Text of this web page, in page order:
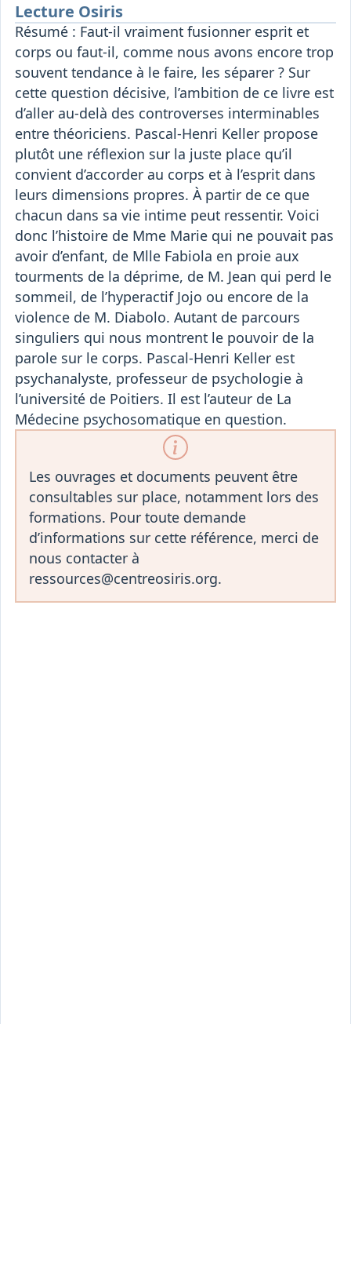
Lecture Osiris
Résumé : Faut-il vraiment fusionner esprit et
corps ou faut-il, comme nous avons encore trop
souvent tendance à le faire, les séparer ? Sur
cette question décisive, l’ambition de ce livre est
d’aller au-delà des controverses interminables
entre théoriciens. Pascal-Henri Keller propose
plutôt une réflexion sur la juste place qu’il
convient d’accorder au corps et à l’esprit dans
leurs dimensions propres. À partir de ce que
chacun dans sa vie intime peut ressentir. Voici
donc l’histoire de Mme Marie qui ne pouvait pas
avoir d’enfant, de Mlle Fabiola en proie aux
tourments de la déprime, de M. Jean qui perd le
sommeil, de l’hyperactif Jojo ou encore de la
violence de M. Diabolo. Autant de parcours
singuliers qui nous montrent le pouvoir de la
parole sur le corps. Pascal-Henri Keller est
psychanalyste, professeur de psychologie à
l’université de Poitiers. Il est l’auteur de La
Médecine psychosomatique en question.
Les ouvrages et documents peuvent être
consultables sur place, notamment lors des
formations. Pour toute demande
d’informations sur cette référence, merci de
nous contacter à
ressources@centreosiris.org.